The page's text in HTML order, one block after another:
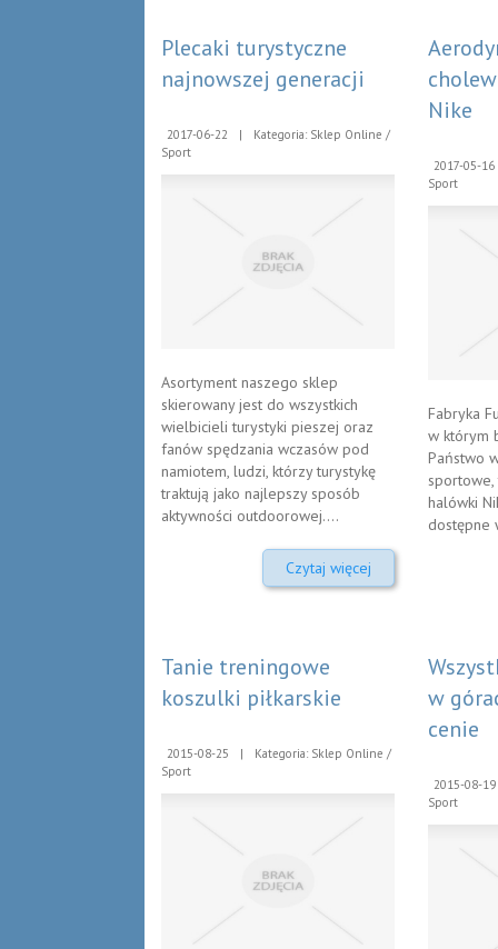
Plecaki turystyczne
najnowszej generacji
2017-06-22 |
Kategoria: Sklep Online /
Sport
Asortyment naszego sklep
skierowany jest do wszystkich
wielbicieli turystyki pieszej oraz
fanów spędzania wczasów pod
namiotem, ludzi, którzy turystykę
traktują jako najlepszy sposób
aktywności outdoorowej....
Czytaj więcej
Nike
2017-05-16
Sport
Fabryka
w którym
Państwo
sportowe,
halówki
dostępne
Tanie treningowe
koszulki piłkarskie
2015-08-25 |
Kategoria: Sklep Online /
Sport
w
cenie
2015-08-19
Sport